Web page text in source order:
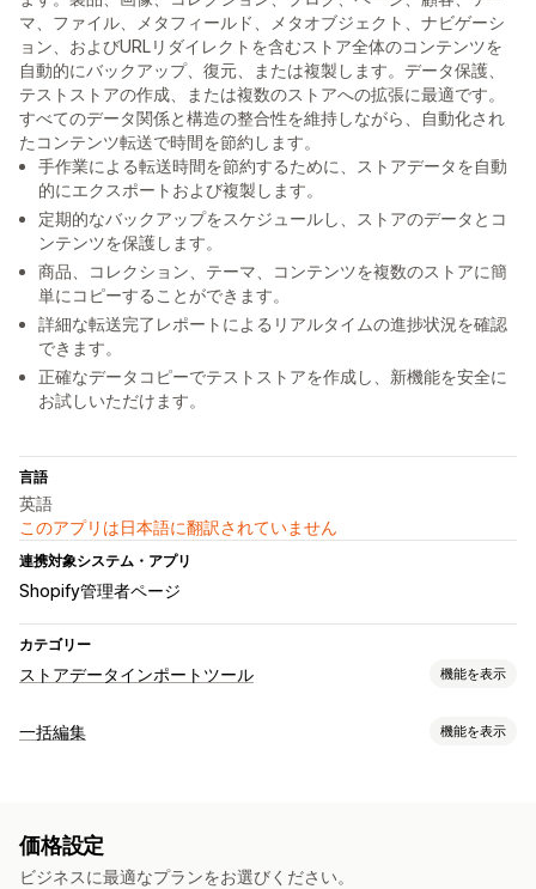
マ、ファイル、メタフィールド、メタオブジェクト、ナビゲーシ
ョン、およびURLリダイレクトを含むストア全体のコンテンツを
自動的にバックアップ、復元、または複製します。データ保護、
テストストアの作成、または複数のストアへの拡張に最適です。
すべてのデータ関係と構造の整合性を維持しながら、自動化され
たコンテンツ転送で時間を節約します。
手作業による転送時間を節約するために、ストアデータを自動
的にエクスポートおよび複製します。
定期的なバックアップをスケジュールし、ストアのデータとコ
ンテンツを保護します。
商品、コレクション、テーマ、コンテンツを複数のストアに簡
単にコピーすることができます。
詳細な転送完了レポートによるリアルタイムの進捗状況を確認
できます。
正確なデータコピーでテストストアを作成し、新機能を安全に
お試しいただけます。
言語
英語
このアプリは日本語に翻訳されていません
連携対象システム・アプリ
Shopify管理者ページ
カテゴリー
ストアデータインポートツール 機能を表示
データ同期
一括エクスポート
お客様
ディスカウント 在庫 メタフィールド
一括編集 機能を表示
説明 在庫
価格設定
ビジネスに最適なプランをお選びください。